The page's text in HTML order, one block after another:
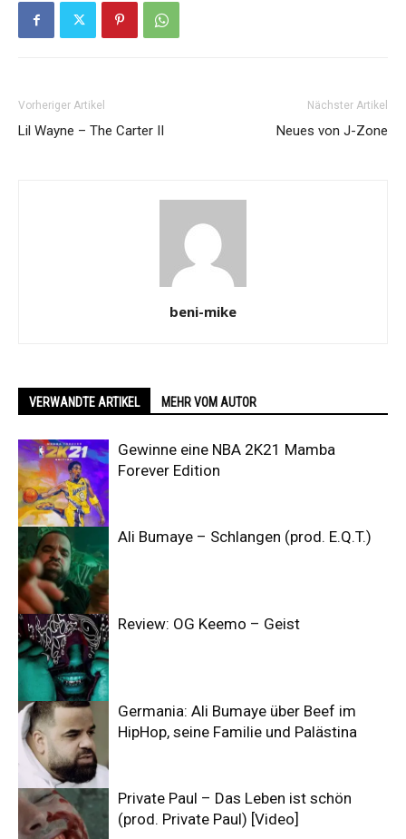
Vorheriger Artikel
Lil Wayne – The Carter II
Nächster Artikel
Neues von J-Zone
beni-mike
VERWANDTE ARTIKEL MEHR VOM AUTOR
Gewinne eine NBA 2K21 Mamba
Forever Edition
Ali Bumaye – Schlangen (prod. E.Q.T.)
Review: OG Keemo – Geist
Germania: Ali Bumaye über Beef im
HipHop, seine Familie und Palästina
Private Paul – Das Leben ist schön
(prod. Private Paul) [Video]